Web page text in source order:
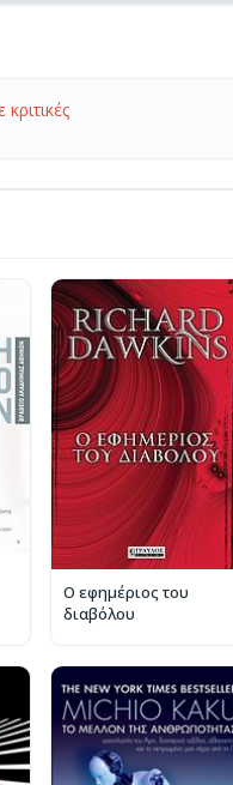
Ο εφημέριος του
διαβόλου